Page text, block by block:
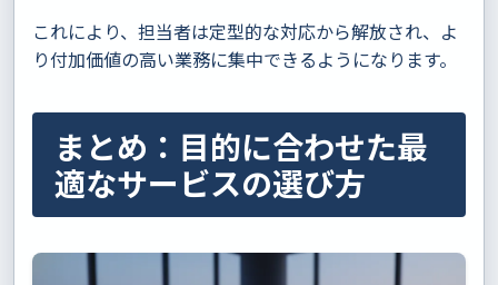
これにより、担当者は定型的な対応から解放され、よ
り付加価値の高い業務に集中できるようになります。
まとめ：目的に合わせた最
適なサービスの選び方